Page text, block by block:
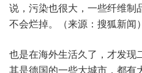
说，污染也很大，一些纤维制
不会烂掉。（来源：搜狐新闻）
也是在海外生活久了，才发现
其是德国的一些大城市，都有